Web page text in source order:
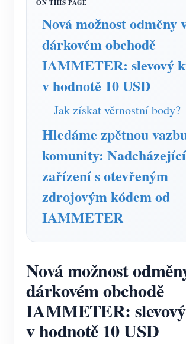
Virtuální měřič
Systém energetického předpovídání
Aplikace
Monitor energie solárního FV
Monitor spotřeby elektřiny
Řídicí systém PV ohřívače
Automatizace domácnosti
Tovární energetické monitorování
Ukládat
Zdroje
Rychlý start produktu
Dokument
Výukové video
FAQ
Společenství
Vývojář
Program odměn
Kontakt
O nás
Nová možnost odměny
dárkovém obchodě
IAMMETER: slevový
v hodnotě 10 USD
Jak získat věrnostní body?
Hledáme zpětnou
komunity: Nadcházející
zařízení s otevřeným
zdrojovým kódem od
IAMMETER
Nová možnost
dárkovém obchodě
IAMMETER:
v hodnotě 10 USD